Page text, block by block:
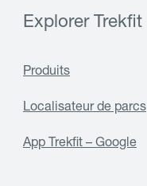
Explorer Trekfit
Produits
Localisateur de parcs
App Trekfit – Google